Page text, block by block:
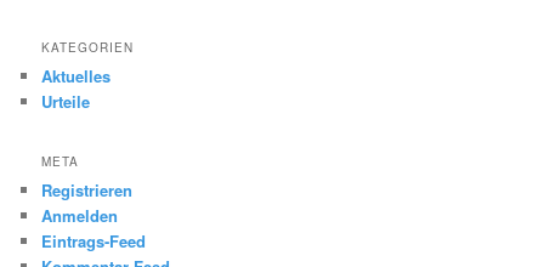
KATEGORIEN
Aktuelles
Urteile
META
Registrieren
Anmelden
Eintrags-Feed